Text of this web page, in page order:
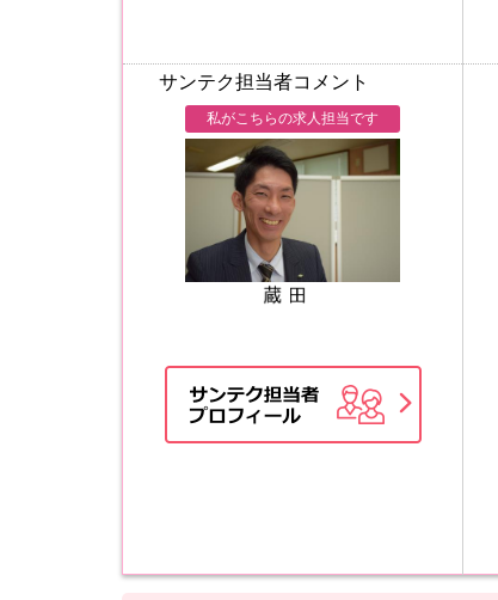
サンテク担当者コメント
私がこちらの求人担当です